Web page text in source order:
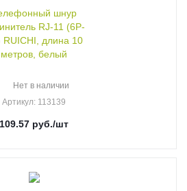
шнур
RJ-11 (6P-
RUICHI, длина 10
метров, белый
Нет в наличии
Артикул: 113139
109.57 руб./шт